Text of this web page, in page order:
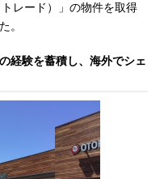
レード）」の物件を取得
。
経験を蓄積し、海外でシェ